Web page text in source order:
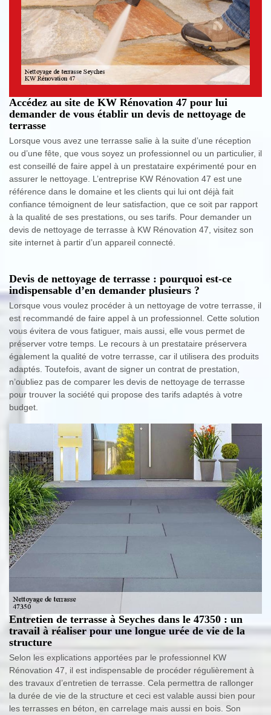
Accédez au site de KW Rénovation 47 pour lui
demander de vous établir un devis de nettoyage de
terrasse
Lorsque vous avez une terrasse salie à la suite d’une réception
ou d’une fête, que vous soyez un professionnel ou un particulier, il
est conseillé de faire appel à un prestataire expérimenté pour en
assurer le nettoyage. L’entreprise KW Rénovation 47 est une
référence dans le domaine et les clients qui lui ont déjà fait
confiance témoignent de leur satisfaction, que ce soit par rapport
à la qualité de ses prestations, ou ses tarifs. Pour demander un
devis de nettoyage de terrasse à KW Rénovation 47, visitez son
site internet à partir d’un appareil connecté.
Devis de nettoyage de terrasse : pourquoi est-ce
indispensable d’en demander plusieurs ?
Lorsque vous voulez procéder à un nettoyage de votre terrasse, il
est recommandé de faire appel à un professionnel. Cette solution
vous évitera de vous fatiguer, mais aussi, elle vous permet de
préserver votre temps. Le recours à un prestataire préservera
également la qualité de votre terrasse, car il utilisera des produits
adaptés. Toutefois, avant de signer un contrat de prestation,
n’oubliez pas de comparer les devis de nettoyage de terrasse
pour trouver la société qui propose des tarifs adaptés à votre
budget.
Entretien de terrasse à Seyches dans le 47350 : un
travail à réaliser pour une longue urée de vie de la
structure
Selon les explications apportées par le professionnel KW
Rénovation 47, il est indispensable de procéder régulièrement à
des travaux d’entretien de terrasse. Cela permettra de rallonger
la durée de vie de la structure et ceci est valable aussi bien pour
les terrasses en béton, en carrelage mais aussi en bois. Son